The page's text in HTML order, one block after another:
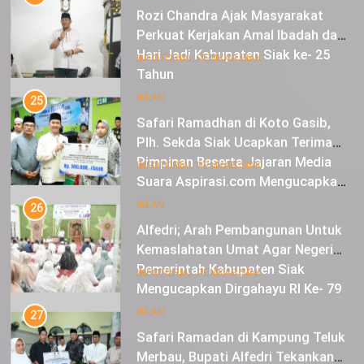
Hari Jadi Kabupaten Siak ke- 25
Tahun
IKLAN
12
Pimpinan Beserta Jajaran Media
Suara Aspirasi.com Mengucapkan
Selamat HUT RI Ke-79
IKLAN
13
Pemerintah Kabupaten Siak
Mengucapkan Dirgahayu RI Ke- 79
IKLAN
14
Perkuat Kerjakan Amal Ibadah dan
Jaga Solidaritas Agar Aman,
Damai dan Diberkahi
INFOTORIAL PEMKAB SIAK
25
Safari Ramadhan di Koto Gasib,
Plh. Sekda Siak Ucapkan Terima
Kasih Atas Bantuan Untuk Warga
INFOTORIAL PEMKAB SIAK
26
Alfedri; Arah Pembangunan Untuk
Kemaslahatan Umat Agar Negeri
Mendapat Berkah
INFOTORIAL PEMKAB SIAK
27
Safari Ramadan di Kampung Teluk
Merbau, Bupati Alfedri Tekankan
Pentingnya Zakat
INFOTORIAL PEMKAB SIAK